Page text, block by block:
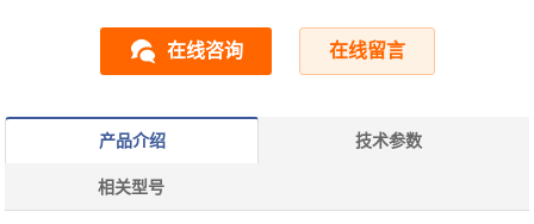
在线咨询 在线留言
产品介绍 技术参数
相关型号